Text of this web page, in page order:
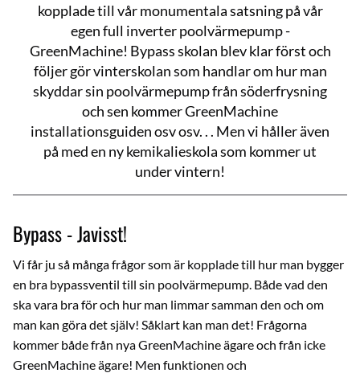
kopplade till vår monumentala satsning på vår
egen full inverter poolvärmepump -
GreenMachine! Bypass skolan blev klar först och
följer gör vinterskolan som handlar om hur man
skyddar sin poolvärmepump från söderfrysning
och sen kommer GreenMachine
installationsguiden osv osv. . . Men vi håller även
på med en ny kemikalieskola som kommer ut
under vintern!
Bypass - Javisst!
Vi får ju så många frågor som är kopplade till hur man bygger
en bra bypassventil till sin poolvärmepump. Både vad den
ska vara bra för och hur man limmar samman den och om
man kan göra det själv! Såklart kan man det! Frågorna
kommer både från nya GreenMachine ägare och från icke
GreenMachine ägare! Men funktionen och